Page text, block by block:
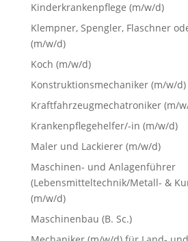
Kinderkrankenpflege (m/w/d)
Klempner, Spengler, Flaschner
(m/w/d)
Koch (m/w/d)
Konstruktionsmechaniker (m/w/d)
Kraftfahrzeugmechatroniker (m/
Krankenpflegehelfer/-in (m/w/d)
Maler und Lackierer (m/w/d)
Maschinen- und Anlagenführer
(Lebensmitteltechnik/Metall- &
(m/w/d)
Maschinenbau (B. Sc.)